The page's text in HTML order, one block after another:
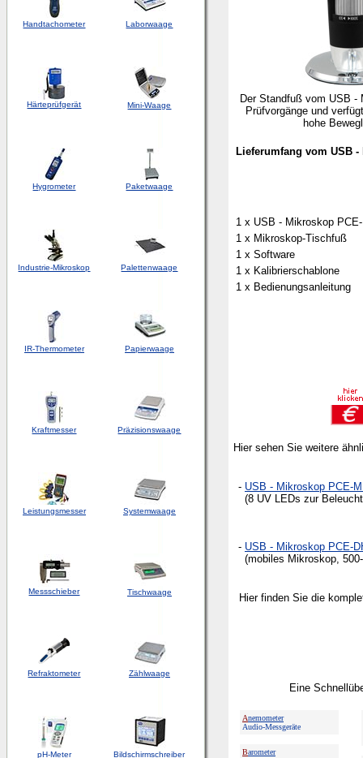
Handtachometer Laborwaage
Härteprüfgerät Mini-Waage
Hygrometer Paketwaage
Industrie-Mikroskop Palettenwaage
IR-Thermometer Papierwaage
Kraftmesser Präzisionswaage
Leistungsmesser Systemwaage
Messschieber Tischwaage
Refraktometer Zählwaage
pH-Meter Bildschirmschreiber
Der Standfuß vom USB -
Prüfvorgänge und
hohe
Lieferumfang vom USB
1 x USB - Mikroskop
1 x Mikroskop-Tischfuß
1 x Software
1 x Kalibrierschablone
1 x Bedienungsanleitung
Hier sehen Sie weitere
- USB - Mikroskop PCE-
(8 UV LEDs zur
- USB - Mikroskop PCE-
(mobiles Mikroskop,
Hier finden Sie die
Eine
Anemometer
Audio-Messgeräte
Barometer